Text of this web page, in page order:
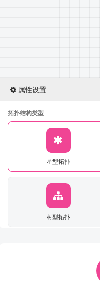
属性设置
拓扑结构类型
星型拓扑
树型拓扑